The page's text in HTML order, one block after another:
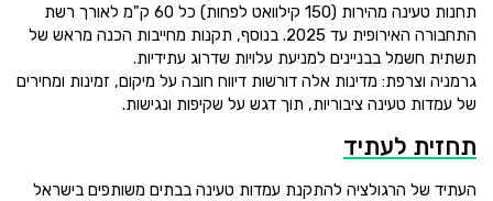
תחנות טעינה מהירות (150 קילוואט לפחות) כל 60 ק"מ לאורך רשת
התחבורה האירופית עד 2025. בנוסף, תקנות מחייבות הכנה מראש של
תשתית חשמל בבניינים למניעת עלויות שדרוג עתידיות.
גרמניה וצרפת: מדינות אלה דורשות דיווח חובה על מיקום, זמינות ומחירים
של עמדות טעינה ציבוריות, תוך דגש על שקיפות ונגישות.
תחזית לעתיד
העתיד של הרגולציה להתקנת עמדות טעינה בבתים משותפים בישראל